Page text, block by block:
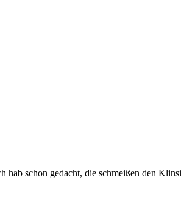
schon gedacht, die schmeißen den